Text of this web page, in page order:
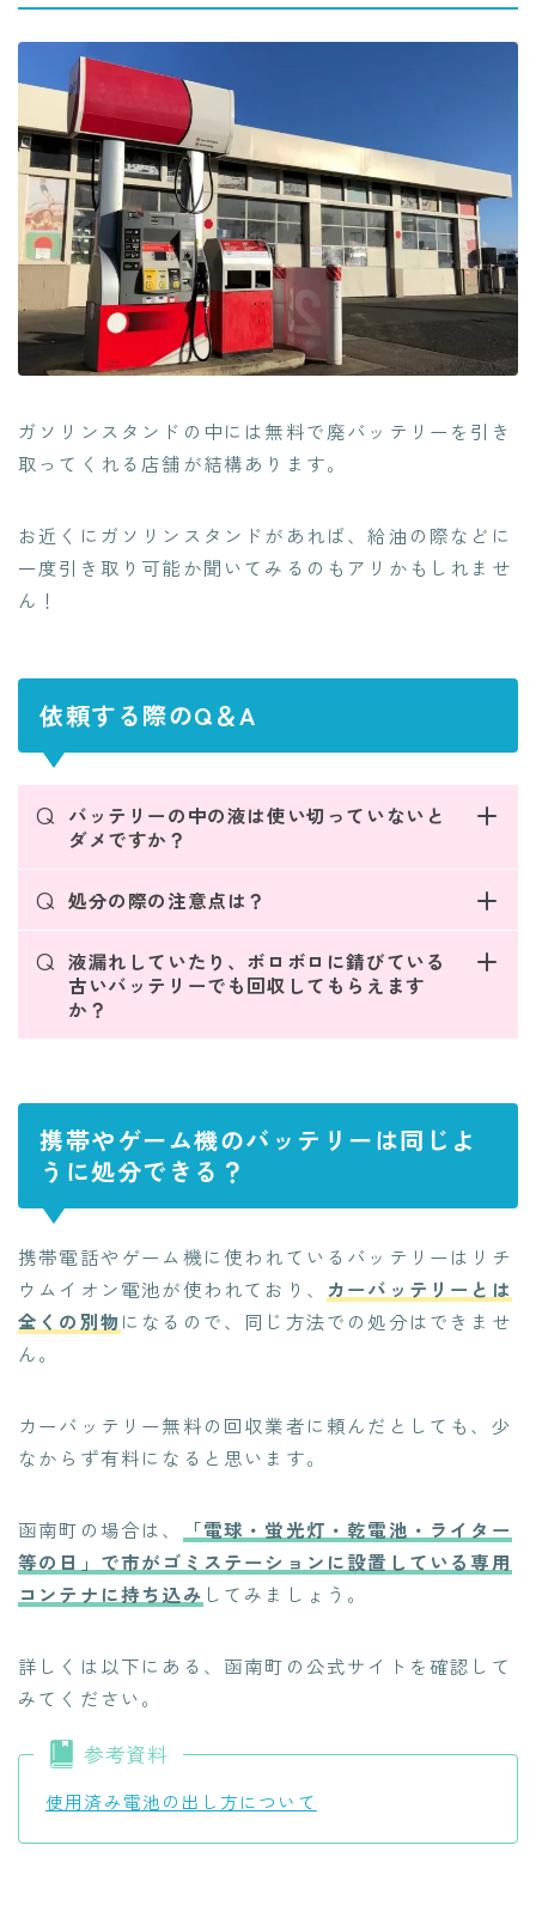
ガソリンスタンドの中には無料で廃バッテリーを引き
取ってくれる店舗が結構あります。
お近くにガソリンスタンドがあれば、給油の際などに
一度引き取り可能か聞いてみるのもアリかもしれませ
ん！
依頼する際のQ＆A
Q バッテリーの中の液は使い切っていないと
ダメですか？
Q 処分の際の注意点は？
Q 液漏れしていたり、ボロボロに錆びている
古いバッテリーでも回収してもらえます
か？
携帯やゲーム機のバッテリーは同じよ
うに処分できる？
携帯電話やゲーム機に使われているバッテリーはリチ
ウムイオン電池が使われており、 カーバッテリーとは
全くの別物 になるので、同じ方法での処分はできませ
ん。
カーバッテリー無料の回収業者に頼んだとしても、少
なからず有料になると思います。
函南町の場合は、
「電球・蛍光灯・乾電池・ライター
等の日」で市がゴミステーションに設置している専用
コンテナに持ち込み してみましょう。
詳しくは以下にある、函南町の公式サイトを確認して
みてください。
参考資料
使用済み電池の出し方について